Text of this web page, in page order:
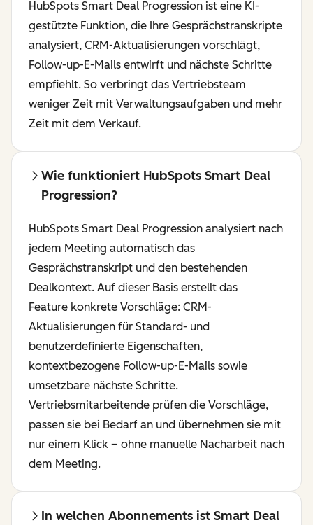
HubSpots Smart Deal Progression ist eine KI-
gestützte Funktion, die Ihre Gesprächstranskripte
analysiert, CRM-Aktualisierungen vorschlägt,
Follow-up-E-Mails entwirft und nächste Schritte
empfiehlt. So verbringt das Vertriebsteam
weniger Zeit mit Verwaltungsaufgaben und mehr
Zeit mit dem Verkauf.
Wie funktioniert HubSpots Smart Deal
Progression?
HubSpots Smart Deal Progression analysiert nach
jedem Meeting automatisch das
Gesprächstranskript und den bestehenden
Dealkontext. Auf dieser Basis erstellt das
Feature konkrete Vorschläge: CRM-
Aktualisierungen für Standard- und
benutzerdefinierte Eigenschaften,
kontextbezogene Follow-up-E-Mails sowie
umsetzbare nächste Schritte.
Vertriebsmitarbeitende prüfen die Vorschläge,
passen sie bei Bedarf an und übernehmen sie mit
nur einem Klick – ohne manuelle Nacharbeit nach
dem Meeting.
In welchen Abonnements ist Smart Deal